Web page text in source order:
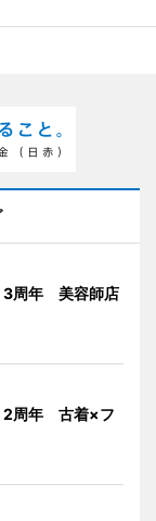
3周年 美容師店
2周年 古着×フ